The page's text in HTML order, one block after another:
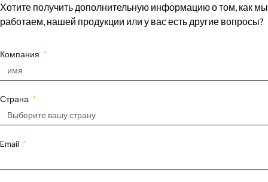
Хотите получить дополнительную информацию о том, как мы
работаем, нашей продукции или у вас есть другие вопросы?
Компания
Страна
Email